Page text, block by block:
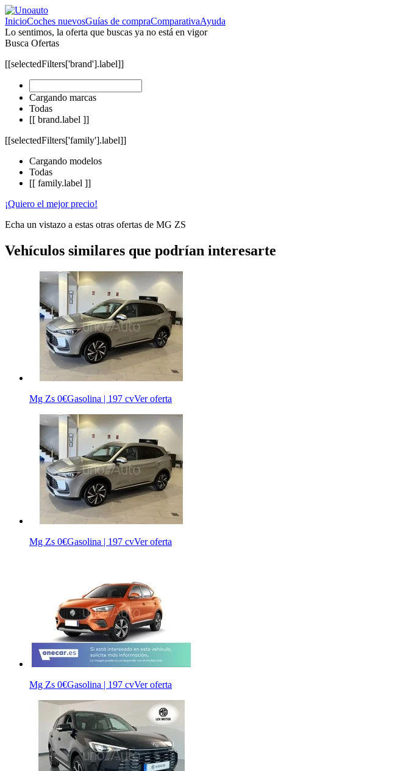
InicioCoches nuevosGuías de compraComparativaAyuda
Lo sentimos, la oferta que buscas ya no está en vigor
Busca Ofertas
[[selectedFilters['brand'].label]]
Cargando marcas
Todas
[[ brand.label ]]
[[selectedFilters['family'].label]]
Cargando modelos
Todas
[[ family.label ]]
¡Quiero el mejor precio!
Echa un vistazo a estas otras ofertas de MG ZS
Vehículos similares que podrían interesarte
Mg Zs 0€Gasolina | 197 cvVer oferta
Mg Zs 0€Gasolina | 197 cvVer oferta
Mg Zs 0€Gasolina | 197 cvVer oferta